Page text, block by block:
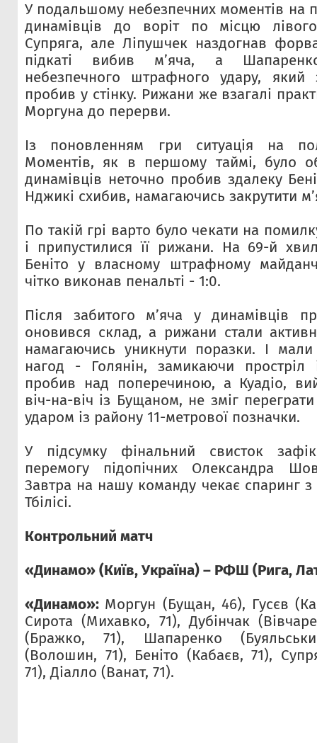
У подальшому небезпечних моментів на
динамівців до воріт по місцю
Супряга, але Ліпушчек наздогнав
підкаті вибив м’яча, а
небезпечного штрафного удару, який
пробив у стінку. Рижани же взагалі
Моргуна до перерви.
Із поновленням гри ситуація на
Моментів, як в першому таймі, було
динамівців неточно пробив здалеку
Нджикі схибив, намагаючись закрутити
По такій грі варто було чекати на
і припустилися її рижани. На 69-й
Беніто у власному штрафному
чітко виконав пенальті - 1:0.
Після забитого мʼяча у динамівців
оновився склад, а рижани стали
намагаючись уникнути поразки. І мали
нагод - Голянін, замикаючи простріл
пробив над поперечиною, а Куадіо,
віч-на-віч із Бущаном, не зміг
ударом із району 11-метрової позначки.
У підсумку фінальний свисток
перемогу підопічних Олександра
Завтра на нашу команду чекає спаринг
Тбілісі.
Контрольний матч
«Динамо» (Київ, Україна) – РФШ (Рига,
«Динамо»: Моргун (Бущан, 46), Гусєв
Сирота (Михавко, 71), Дубінчак
(Бражко, 71), Шапаренко
(Волошин, 71), Беніто (Кабаєв, 71),
71), Діалло (Ванат, 71).